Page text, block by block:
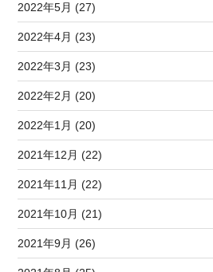
2022年5月 (27)
2022年4月 (23)
2022年3月 (23)
2022年2月 (20)
2022年1月 (20)
2021年12月 (22)
2021年11月 (22)
2021年10月 (21)
2021年9月 (26)